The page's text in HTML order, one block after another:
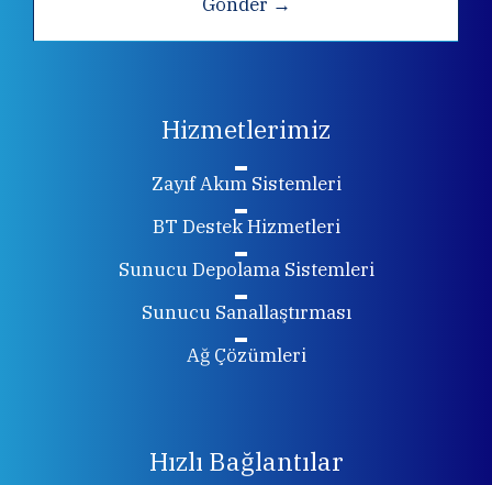
Hizmetlerimiz
Zayıf Akım Sistemleri
BT Destek Hizmetleri
Sunucu Depolama Sistemleri
Sunucu Sanallaştırması
Ağ Çözümleri
Hızlı Bağlantılar